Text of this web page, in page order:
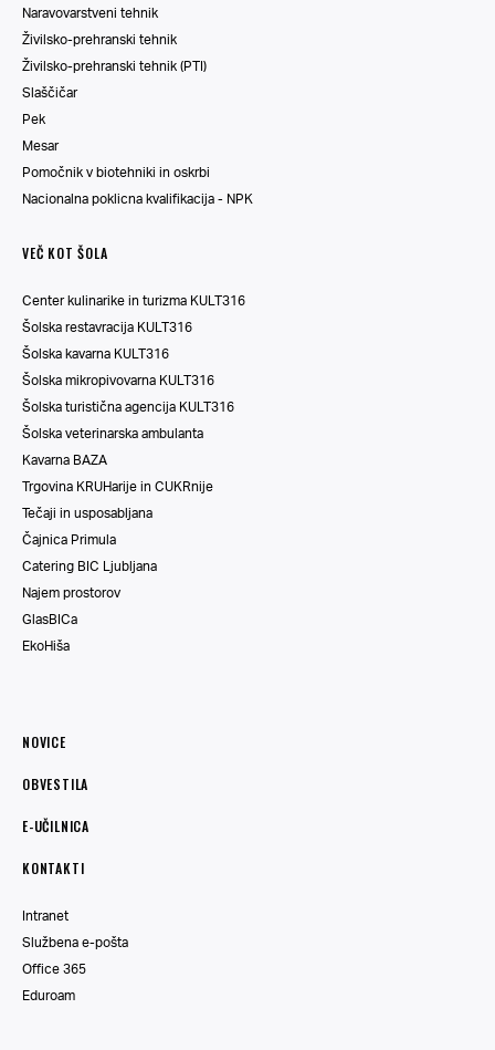
Naravovarstveni tehnik
Živilsko-prehranski tehnik
Živilsko-prehranski tehnik (PTI)
Slaščičar
Pek
Mesar
Pomočnik v biotehniki in oskrbi
Nacionalna poklicna kvalifikacija - NPK
VEČ KOT ŠOLA
Center kulinarike in turizma KULT316
Šolska restavracija KULT316
Šolska kavarna KULT316
Šolska mikropivovarna KULT316
Šolska turistična agencija KULT316
Šolska veterinarska ambulanta
Kavarna BAZA
Trgovina KRUHarije in CUKRnije
Tečaji in usposabljana
Čajnica Primula
Catering BIC Ljubljana
Najem prostorov
GlasBICa
EkoHiša
NOVICE
OBVESTILA
E-UČILNICA
KONTAKTI
Intranet
Službena e-pošta
Office 365
Eduroam